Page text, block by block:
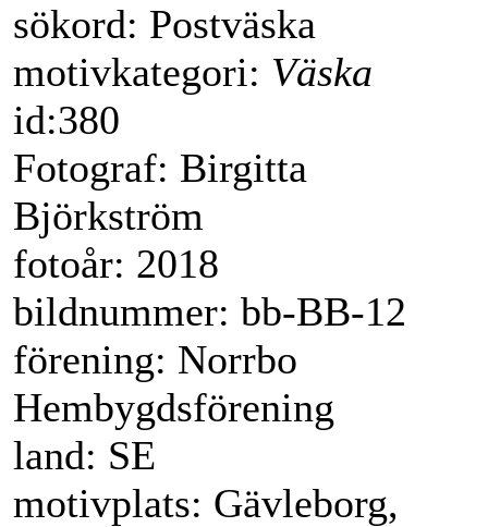
sökord: Postväska
motivkategori: Väska
id:380
Fotograf: Birgitta
Björkström
fotoår: 2018
bildnummer: bb-BB-12
förening: Norrbo
Hembygdsförening
land: SE
motivplats: Gävleborg,